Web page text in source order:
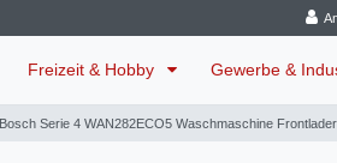
Freizeit & Hobby Gewerbe &
Bosch Serie 4 WAN282ECO5 Waschmaschine